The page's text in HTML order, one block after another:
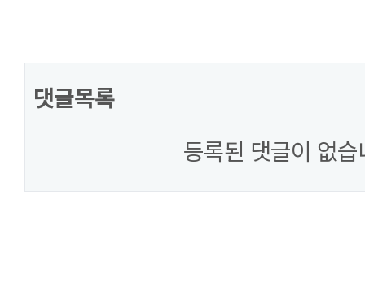
댓글목록
등록된 댓글이 없습